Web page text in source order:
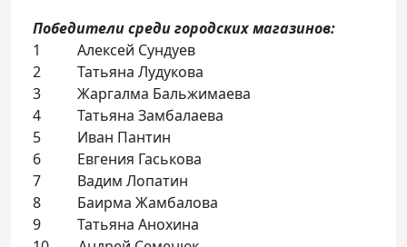
Победители среди городских магазинов:
1 Алексей Сундуев
2 Татьяна Лудукова
3 Жаргалма Бальжимаева
4 Татьяна Замбалаева
5 Иван Пантин
6 Евгения Гаськова
7 Вадим Лопатин
8 Баирма Жамбалова
9 Татьяна Анохина